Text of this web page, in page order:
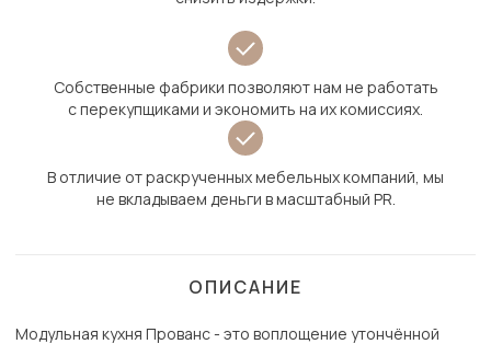
Собственные фабрики позволяют нам не работать
с перекупщиками и экономить на их комиссиях.
В отличие от раскрученных мебельных компаний, мы
не вкладываем деньги в масштабный PR.
ОПИСАНИЕ
Модульная кухня Прованс - это воплощение утончённой